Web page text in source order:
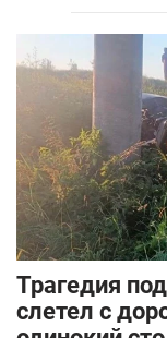
Трагедия
слетел с